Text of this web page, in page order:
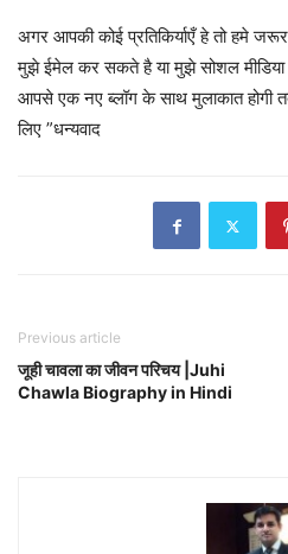
अगर आपकी कोई प्रतिकिर्याएँ हे तो हमे
मुझे ईमेल कर सकते है या मुझे सोशल
आपसे एक नए ब्लॉग के साथ मुलाकात होगी
लिए ”धन्यवाद
Previous article
जूही चावला का जीवन परिचय |Juhi
Chawla Biography in Hindi